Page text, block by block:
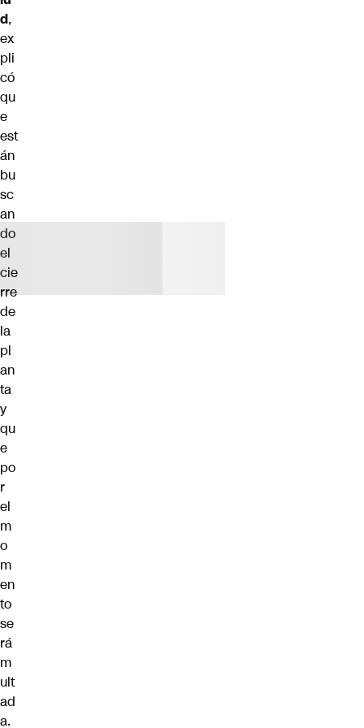
d,
ex
pli
có
qu
e
est
án
bu
sc
an
do
el
cie
rre
de
la
pl
an
ta
y
qu
e
po
r
el
m
o
m
en
to
se
rá
m
ult
ad
a.